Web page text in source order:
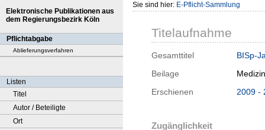
Elektronische Publikationen aus
dem Regierungsbezirk Köln
Pflichtabgabe
Ablieferungsverfahren
Listen
Titel
Autor / Beteiligte
Ort
Sie sind hier: E-Pflicht-Sammlung
Titelaufnahme
Gesamttitel
BISp-
Beilage
Erschienen
2009 -
Zugänglichkeit